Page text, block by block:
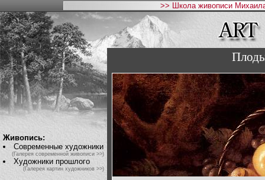
>> Школа живописи
Живопись:
Современные художники
(Галерея современной живописи >>)
Художники прошлого
(Галерея картин художников >>)